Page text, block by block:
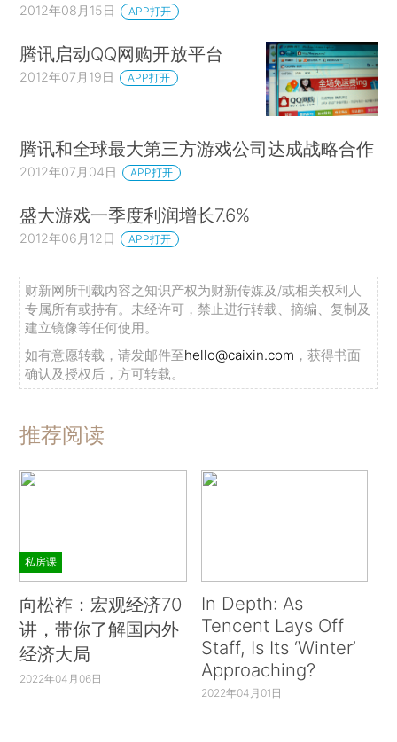
2012年08月15日 APP打开
腾讯启动QQ网购开放平台
2012年07月19日 APP打开
腾讯和全球最大第三方游戏公司达成战略合作
2012年07月04日 APP打开
盛大游戏一季度利润增长7.6%
2012年06月12日 APP打开
财新网所刊载内容之知识产权为财新传媒及/或相关权利人
专属所有或持有。未经许可，禁止进行转载、摘编、复制及
建立镜像等任何使用。
如有意愿转载，请发邮件至hello@caixin.com ，获得书面
确认及授权后，方可转载。
推荐阅读
私房课
向松祚：宏观经济70
讲，带你了解国内外
经济大局
2022年04月06日
In Depth: As
Tencent Lays Off
Staff, Is Its ‘Winter’
Approaching?
2022年04月01日